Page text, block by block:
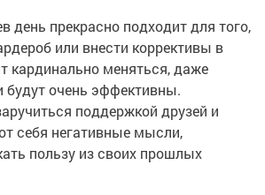
день прекрасно подходит для того,
или внести коррективы в
кардинально меняться, даже
будут очень эффективны.
поддержкой друзей и
себя негативные мысли,
пользу из своих прошлых